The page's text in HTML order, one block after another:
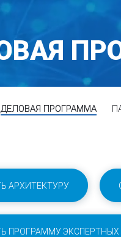
ДЕЛОВАЯ ПРОГРАММА
АРХИТЕКТУРУ
ПРОГРАММУ